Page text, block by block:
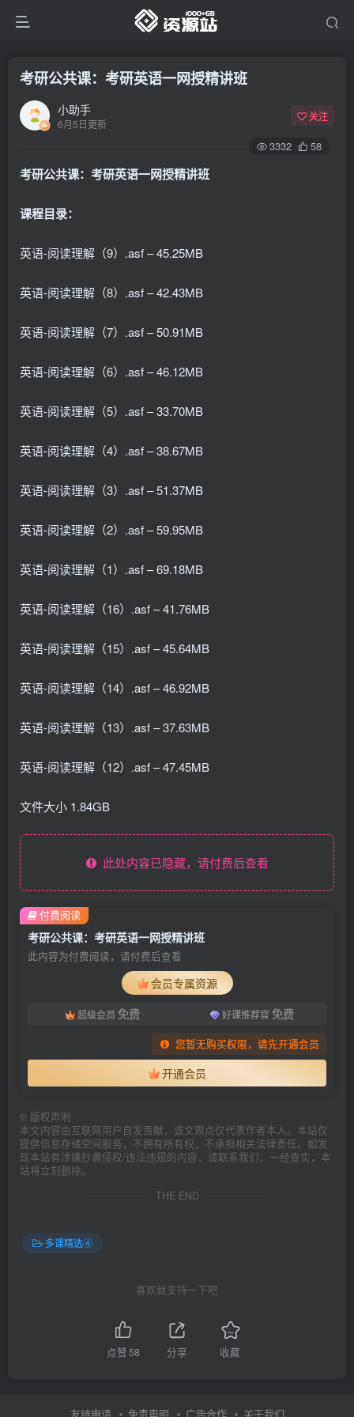
考研公共课：考研英语一网授精讲班
小助手
6月5日更新
关注
3332 58
考研公共课：考研英语一网授精讲班
课程目录：
英语-阅读理解（9）.asf – 45.25MB
英语-阅读理解（8）.asf – 42.43MB
英语-阅读理解（7）.asf – 50.91MB
英语-阅读理解（6）.asf – 46.12MB
英语-阅读理解（5）.asf – 33.70MB
英语-阅读理解（4）.asf – 38.67MB
英语-阅读理解（3）.asf – 51.37MB
英语-阅读理解（2）.asf – 59.95MB
英语-阅读理解（1）.asf – 69.18MB
英语-阅读理解（16）.asf – 41.76MB
英语-阅读理解（15）.asf – 45.64MB
英语-阅读理解（14）.asf – 46.92MB
英语-阅读理解（13）.asf – 37.63MB
英语-阅读理解（12）.asf – 47.45MB
文件大小 1.84GB
此处内容已隐藏，请付费后查看
考研公共课：考研英语一网授精讲班
此内容为付费阅读，请付费后查看
会员专属资源
超级会员 免费 好课推荐官 免费
您暂无购买权限，请先开通会员
开通会员
付费阅读
© 版权声明
本文内容由互联网用户自发贡献，该文观点仅代表作者本人。本站仅
提供信息存储空间服务，不拥有所有权，不承担相关法律责任。如发
现本站有涉嫌抄袭侵权/违法违规的内容，请联系我们，一经查实，本
站将立刻删除。
THE END
多课精选④
喜欢就支持一下吧
点赞 58 分享 收藏
友链申请 免责声明 广告合作 关于我们